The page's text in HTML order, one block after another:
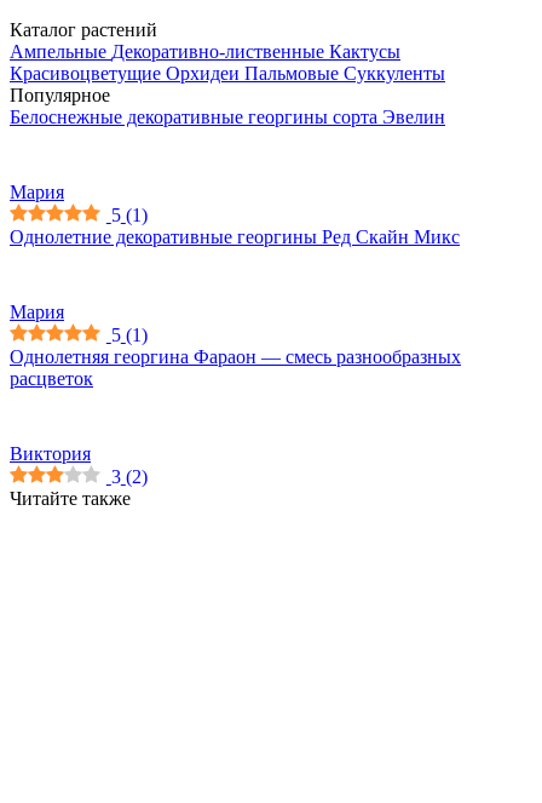
Каталог растений
Ампельные Декоративно-лиственные Кактусы
Красивоцветущие Орхидеи Пальмовые Суккуленты
Популярное
Белоснежные декоративные георгины сорта Эвелин
Мария
5 (1)
Однолетние декоративные георгины Ред Скайн Микс
Мария
5 (1)
Однолетняя георгина Фараон — смесь разнообразных
расцветок
Виктория
3 (2)
Читайте также